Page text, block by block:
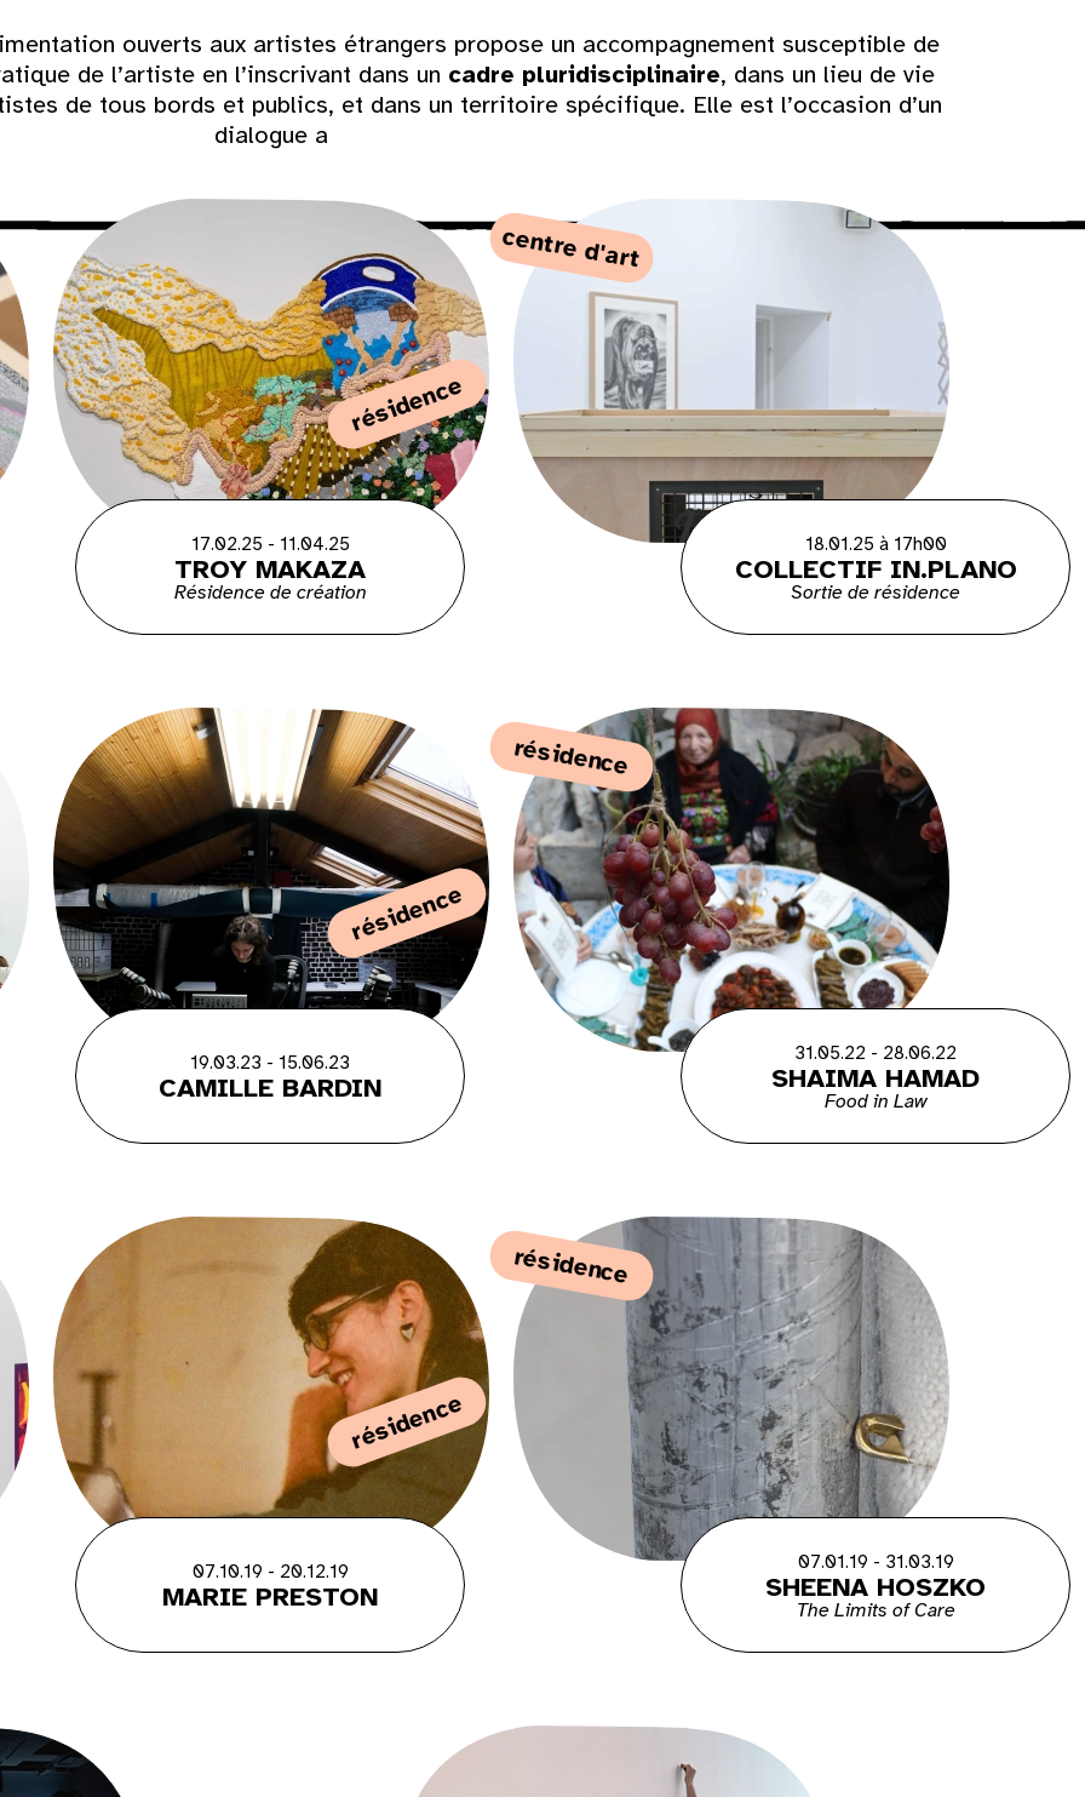
16
23
ouverts aux artistes étrangers propose un accompagnement susceptible de
de l’artiste en l’inscrivant dans un cadre pluridisciplinaire, dans un lieu de vie
de tous bords et publics, et dans un territoire spécifique. Elle est l’occasion d’un
dialogue a
résidence
17.02.25 - 11.04.25
TROY MAKAZA
Résidence de création
centre d'art
18.01.25 à 17h00
COLLECTIF IN.PLANO
Sortie de résidence
résidence
19.03.23 - 15.06.23
CAMILLE BARDIN
résidence
31.05.22 - 28.06.22
SHAIMA HAMAD
Food in Law
résidence
07.10.19 - 20.12.19
MARIE PRESTON
résidence
07.01.19 - 31.03.19
SHEENA HOSZKO
The Limits of Care